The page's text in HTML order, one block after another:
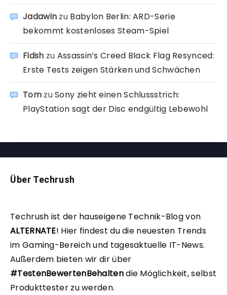
Jadawin zu Babylon Berlin: ARD-Serie
bekommt kostenloses Steam-Spiel
Fidsh zu Assassin’s Creed Black Flag Resynced:
Erste Tests zeigen Stärken und Schwächen
TomzuSony zieht einen Schlussstrich:
PlayStation sagt der Disc endgültig Lebewohl
Über Techrush
Techrush ist der hauseigene Technik-Blog von
ALTERNATE! Hier findest du die neuesten Trends
im Gaming-Bereich und tagesaktuelle IT-News.
Außerdem bieten wir dir über
#TestenBewertenBehaltendie Möglichkeit, selbst
Produkttester zu werden.